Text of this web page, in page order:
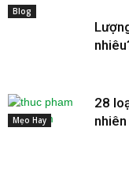
Blog
Mẹo Hay
28